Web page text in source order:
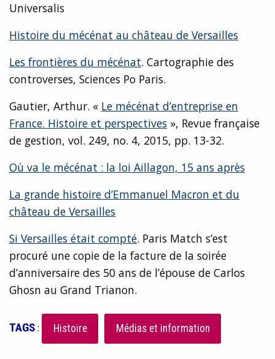
Universalis
Histoire du mécénat au château de Versailles
Les frontières du mécénat. Cartographie des
controverses, Sciences Po Paris.
Gautier, Arthur. « Le mécénat d’entreprise en
France. Histoire et perspectives », Revue française
de gestion, vol. 249, no. 4, 2015, pp. 13-32.
Où va le mécénat : la loi Aillagon, 15 ans après
La grande histoire d’Emmanuel Macron et du
château de Versailles
Si Versailles était compté. Paris Match s’est
procuré une copie de la facture de la soirée
d’anniversaire des 50 ans de l’épouse de Carlos
Ghosn au Grand Trianon.
TAGS: Histoire Médias et information